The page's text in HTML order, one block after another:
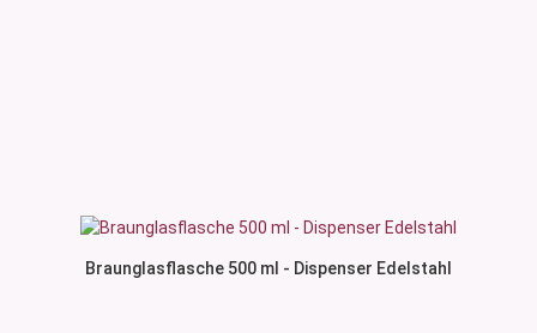
Braunglasflasche 500 ml - Dispenser Edelstahl